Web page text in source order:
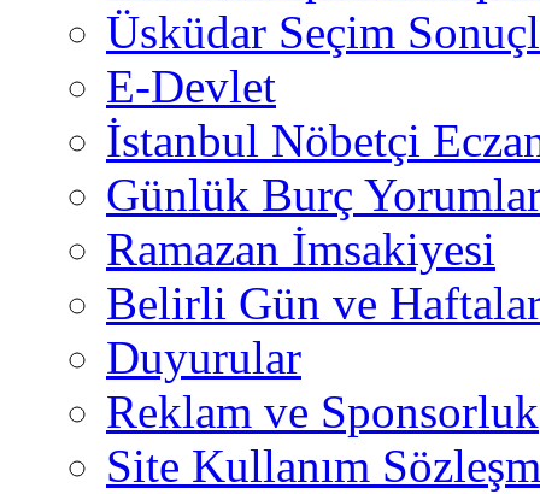
Üsküdar Seçim
E-Devlet
İstanbul Nöbetçi
Günlük Burç
Ramazan İmsakiyesi
Belirli Gün ve
Duyurular
Reklam ve Sponsorluk
Site Kullanım